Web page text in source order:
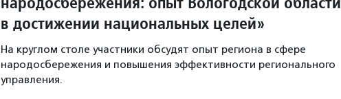
в достижении национальных целей»
На круглом столе участники обсудят опыт региона в сфере
народосбережения и повышения эффективности регионального
управления.